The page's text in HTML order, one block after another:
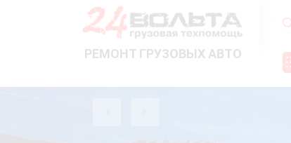
РЕМОНТ ГРУЗОВЫХ АВТО